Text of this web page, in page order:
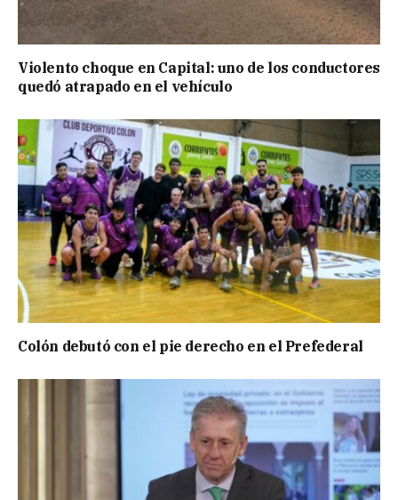
Violento choque en Capital: uno de los conductores
quedó atrapado en el vehículo
Colón debutó con el pie derecho en el Prefederal